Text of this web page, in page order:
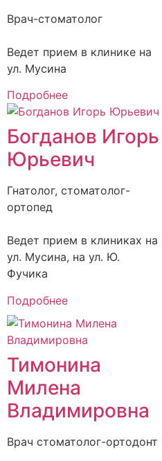
Врач-стоматолог
Ведет прием в клинике на
ул. Мусина
Подробнее
Богданов Игорь
Юрьевич
Гнатолог, стоматолог-
ортопед
Ведет прием в клиниках на
ул. Мусина, на ул. Ю.
Фучика
Подробнее
Тимонина
Милена
Владимировна
Врач стоматолог-ортодонт